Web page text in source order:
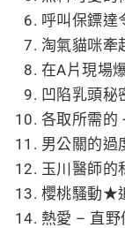
呼叫保鏢達
淘氣貓咪
在A片現場
凹陷乳頭
各取所需的
男公關的過
玉川醫師的
櫻桃騷動★
熱愛 – 直野